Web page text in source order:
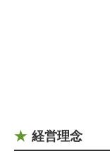
経営理念